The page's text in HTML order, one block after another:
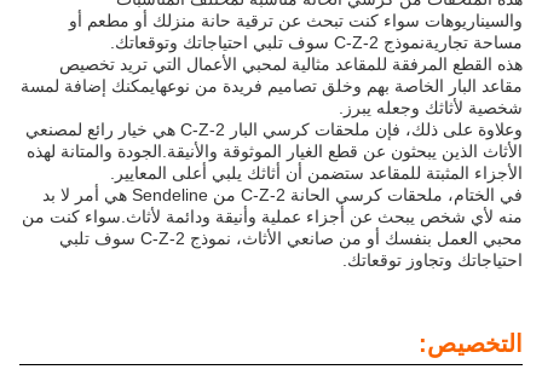
والسيناريوهات سواء كنت تبحث عن ترقية حانة منزلك أو مطعم أو
مساحة تجاريةنموذج C-Z-2 سوف تلبي احتياجاتك وتوقعاتك.
هذه القطع المرفقة للمقاعد مثالية لمحبي الأعمال التي تريد تخصيص
مقاعد البار الخاصة بهم وخلق تصاميم فريدة من نوعهايمكنك إضافة لمسة
شخصية لأثاثك وجعله يبرز.
وعلاوة على ذلك، فإن ملحقات كرسي البار C-Z-2 هي خيار رائع لمصنعي
الأثاث الذين يبحثون عن قطع الغيار الموثوقة والأنيقة.الجودة والمتانة لهذه
الأجزاء المثبتة للمقاعد ستضمن أن أثاثك يلبي أعلى المعايير.
في الختام، ملحقات كرسي الحانة C-Z-2 من Sendeline هي أمر لا بد
منه لأي شخص يبحث عن أجزاء عملية وأنيقة ودائمة لأثاث.سواء كنت من
محبي العمل بنفسك أو من صانعي الأثاث، نموذج C-Z-2 سوف تلبي
احتياجاتك وتجاوز توقعاتك.
التخصيص: